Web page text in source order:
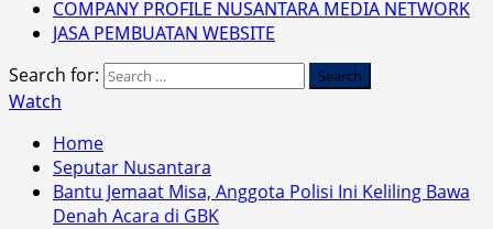
COMPANY PROFILE NUSANTARA MEDIA NETWORK
JASA PEMBUATAN WEBSITE
Search for:
Watch
Home
Seputar Nusantara
Bantu Jemaat Misa, Anggota Polisi Ini Keliling Bawa
Denah Acara di GBK